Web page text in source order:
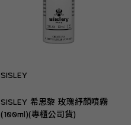
SISLEY
SISLEY 希思黎 玫瑰紓顏噴霧
(100ml)(專櫃公司貨)